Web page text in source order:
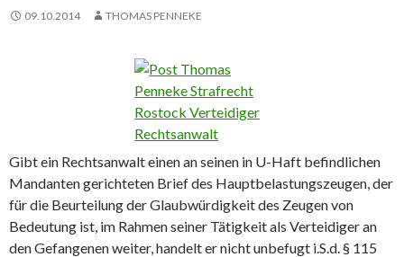
09.10.2014 THOMAS PENNEKE
Gibt ein Rechtsanwalt einen an seinen in U-Haft befindlichen
Mandanten gerichteten Brief des Hauptbelastungszeugen, der
für die Beurteilung der Glaubwürdigkeit des Zeugen von
Bedeutung ist, im Rahmen seiner Tätigkeit als Verteidiger an
den Gefangenen weiter, handelt er nicht unbefugt i.S.d. § 115